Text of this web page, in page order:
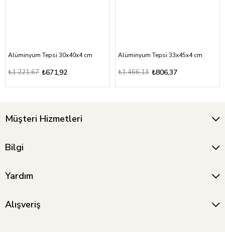
Alüminyum Tepsi 30x40x4 cm
₺671,92
₺1.221,67
Alüminyum Tepsi 33x45x4 cm
₺806,37
₺1.466,13
Müşteri Hizmetleri
Bilgi
Yardım
Alışveriş